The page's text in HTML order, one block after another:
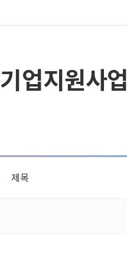
기업지원사업
제목